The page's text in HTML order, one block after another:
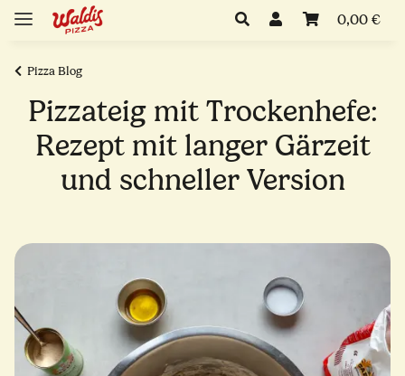
0,00 €
Pizza Blog
Pizzateig mit Trockenhefe:
Rezept mit langer Gärzeit
und schneller Version